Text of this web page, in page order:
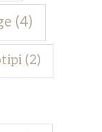
(4)
(2)